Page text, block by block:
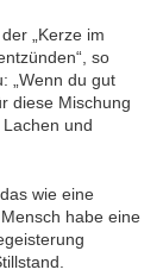
„Kerze im
so
„Wenn du gut
diese Mischung
und
wie eine
habe eine